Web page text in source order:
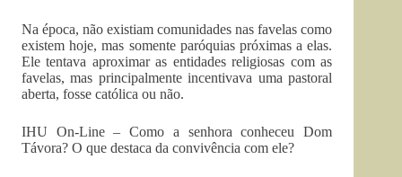
Na época, não existiam comunidades nas favelas como
existem hoje, mas somente paróquias próximas a elas.
Ele tentava aproximar as entidades religiosas com as
favelas, mas principalmente incentivava uma pastoral
aberta, fosse católica ou não.
IHU On-Line – Como a senhora conheceu Dom
Távora? O que destaca da convivência com ele?